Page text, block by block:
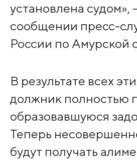
установлена судом»,
сообщении пресс-
России по Амурской
В результате всех
должник полностью
образовавшуюся
Теперь
будут получать